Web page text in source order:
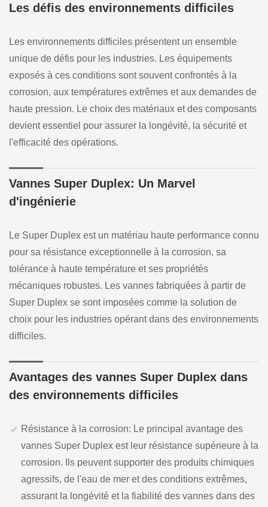
Les défis des environnements difficiles
Les environnements difficiles présentent un ensemble
unique de défis pour les industries. Les équipements
exposés à ces conditions sont souvent confrontés à la
corrosion, aux températures extrêmes et aux demandes de
haute pression. Le choix des matériaux et des composants
devient essentiel pour assurer la longévité, la sécurité et
l'efficacité des opérations.
Vannes Super Duplex: Un Marvel
d'ingénierie
Le Super Duplex est un matériau haute performance connu
pour sa résistance exceptionnelle à la corrosion, sa
tolérance à haute température et ses propriétés
mécaniques robustes. Les vannes fabriquées à partir de
Super Duplex se sont imposées comme la solution de
choix pour les industries opérant dans des environnements
difficiles.
Avantages des vannes Super Duplex dans
des environnements difficiles
Résistance à la corrosion: Le principal avantage des
vannes Super Duplex est leur résistance supérieure à la
corrosion. Ils peuvent supporter des produits chimiques
agressifs, de l'eau de mer et des conditions extrêmes,
assurant la longévité et la fiabilité des vannes dans des